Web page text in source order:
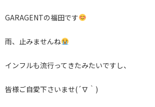
GARAGENTの福田です
雨、止みませんね
インフルも流行ってきたみたいですし、
皆様ご自愛下さいませ(´∇｀)